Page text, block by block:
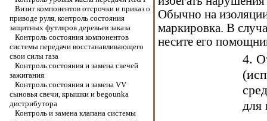
Визит компонентов отсрочки и приказ о
приводе руля, контроль состояния
защитных футляров деревьев заказа
Контроль состояния компонентов
системы передачи восстанавливающего
свои силы газа
Контроль состояния и замена свечей
зажигания
Контроль состояния и замена VV
сыновья свечи, крышки и begounka
дистрибутора
Контроль и замена клапана системы
Обычно на
маркировка. В
несите его
4.
для